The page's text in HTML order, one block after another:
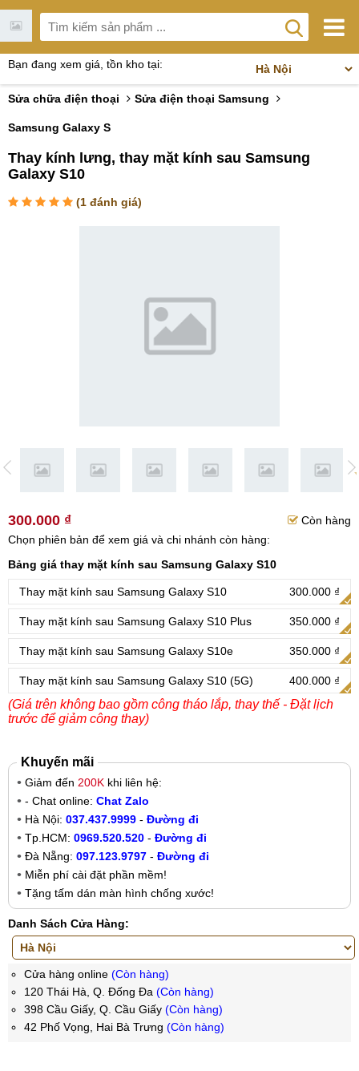
Bạn đang xem giá, tồn kho tại:
Sửa chữa điện thoại Sửa điện thoại Samsung
Samsung Galaxy S
Thay kính lưng, thay mặt kính sau Samsung
Galaxy S10
(1 đánh giá)
300.000 ₫
Còn hàng
Chọn phiên bản để xem giá và chi nhánh còn hàng:
Bảng giá thay mặt kính sau Samsung Galaxy S10
Thay mặt kính sau Samsung Galaxy S10 300.000 ₫
Thay mặt kính sau Samsung Galaxy S10 Plus 350.000 ₫
Thay mặt kính sau Samsung Galaxy S10e 350.000 ₫
Thay mặt kính sau Samsung Galaxy S10 (5G) 400.000 ₫
(Giá trên không bao gồm công tháo lắp, thay thế - Đặt lịch
trước để giảm công thay)
Khuyến mãi
Giảm đến 200K khi liên hệ:
- Chat online: Chat Zalo
Hà Nội: 037.437.9999 - Đường đi
Tp.HCM: 0969.520.520 - Đường đi
Đà Nẵng: 097.123.9797 - Đường đi
Miễn phí cài đặt phần mềm!
Tặng tấm dán màn hình chống xước!
Danh Sách Cửa Hàng:
Cửa hàng online (Còn hàng)
120 Thái Hà, Q. Đống Đa (Còn hàng)
398 Cầu Giấy, Q. Cầu Giấy (Còn hàng)
42 Phố Vọng, Hai Bà Trưng (Còn hàng)